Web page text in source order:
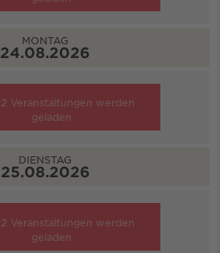
MONTAG
24.08.2026
2 Veranstaltungen werden
geladen
DIENSTAG
25.08.2026
2 Veranstaltungen werden
geladen